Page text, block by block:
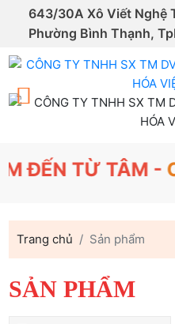
643/30A Xô Viết Nghệ
Phường Bình Thạnh,
TỪ TÂM -CÂN
Trang chủ Sản phẩm
SẢN PHẨM